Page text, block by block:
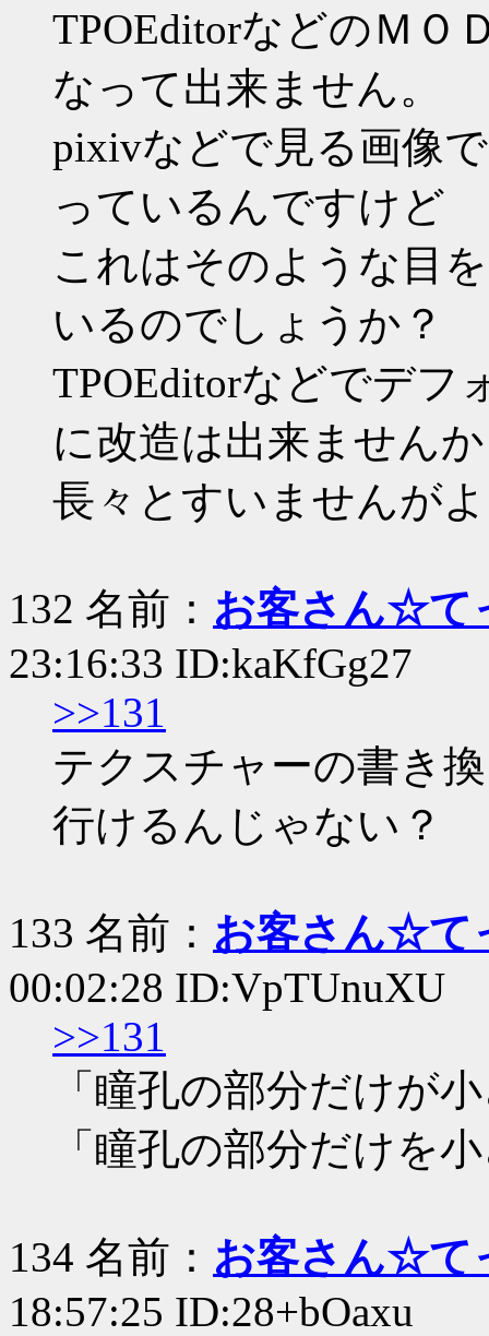
TPOEditorなどのＭＯ
なって出来ません。
pixivなどで見る画像
っているんですけど
これはそのような目
いるのでしょうか？
TPOEditorなどでデフ
に改造は出来ません
長々とすいませんが
132 名前： お客さん☆て
23:16:33 ID:kaKfGg27
>>131
テクスチャーの書き
行けるんじゃない？
133 名前： お客さん☆て
00:02:28 ID:VpTUnuXU
>>131
「瞳孔の部分だけが
「瞳孔の部分だけを
134 名前： お客さん☆て
18:57:25 ID:28+bOaxu